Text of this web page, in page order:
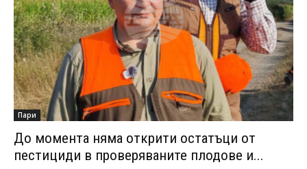
Пари
До момента няма открити остатъци от
пестициди в проверяваните плодове и...